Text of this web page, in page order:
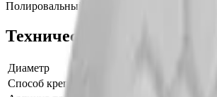
Полировальный круг ультрафинишный
Технические
Диаметр
Способ крепления